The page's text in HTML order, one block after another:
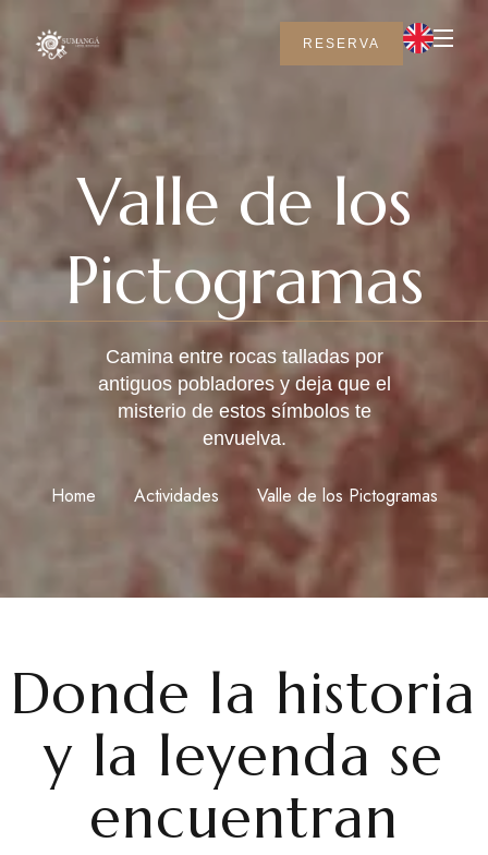
RESERVA
Valle de los
Pictogramas
Camina entre rocas talladas por
antiguos pobladores y deja que el
misterio de estos símbolos te
envuelva.
Home Actividades Valle de los Pictogramas
Donde la historia
y la leyenda se
encuentran